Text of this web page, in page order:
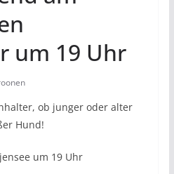
um 19 Uhr
ob junger oder alter
Hund!
um 19 Uhr